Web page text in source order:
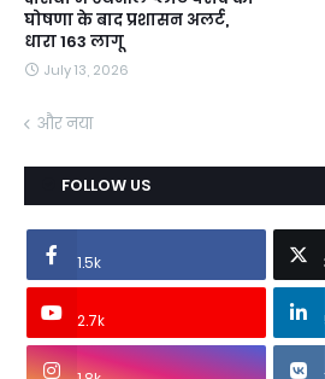
घोषणा के बाद प्रशासन अलर्ट,
धारा 163 लागू
July 13, 2026
और नया
FOLLOW US
1.5k
2.7k